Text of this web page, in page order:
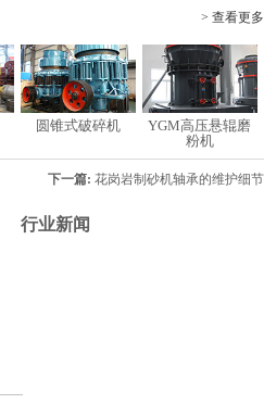
> 查看更多
圆锥式破碎机
YGM高压悬辊磨
粉机
下一篇: 花岗岩制砂机轴承的维护细节
行业新闻